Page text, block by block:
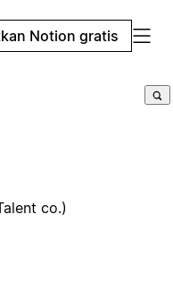
Notion gratis
co.)